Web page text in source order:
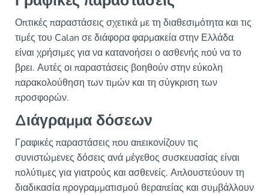
Οπτικές παραστάσεις σχετικά με τη διαθεσιμότητα και τις
τιμές του Calan σε διάφορα φαρμακεία στην Ελλάδα
είναι χρήσιμες για να κατανοήσει ο ασθενής πού να το
βρει. Αυτές οι παραστάσεις βοηθούν στην εύκολη
παρακολούθηση των τιμών και τη σύγκριση των
προσφορών.
Διάγραμμα δόσεων
Γραφικές παραστάσεις που απεικονίζουν τις
συνιστώμενες δόσεις ανά μέγεθος συσκευασίας είναι
πολύτιμες για γιατρούς και ασθενείς. Απλουστεύουν τη
διαδικασία προγραμματισμού θεραπείας και συμβάλλουν